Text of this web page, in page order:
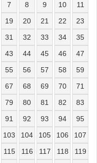
7 8 9 10
11
19 20 21 22
23
31 32 33 34
35
43 44 45 46
47
55 56 57 58
59
67 68 69 70
71
79 80 81 82
83
91 92 93 94
95
103 104 105 106
107
115 116 117 118
119